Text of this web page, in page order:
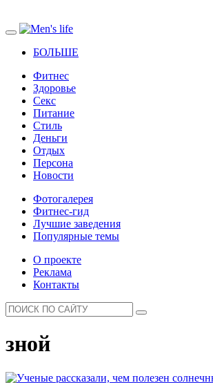
БОЛЬШЕ
Фитнес
Здоровье
Секс
Питание
Стиль
Деньги
Отдых
Персона
Новости
Фотогалерея
Фитнес-гид
Лучшие заведения
Популярные темы
О проекте
Реклама
Контакты
зной